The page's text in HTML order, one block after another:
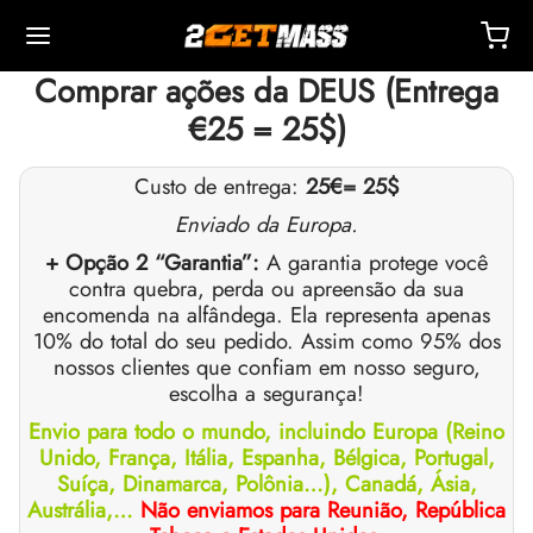
Comprar ações da DEUS (Entrega
€25 = 25$)
Custo de entrega: 25€= 25$
Enviado da Europa.
+ Opção 2 “Garantia”: A garantia protege você
contra quebra, perda ou apreensão da sua
encomenda na alfândega. Ela representa apenas
10% do total do seu pedido. Assim como 95% dos
nossos clientes que confiam em nosso seguro,
escolha a segurança!
Envio para todo o mundo, incluindo Europa (Reino
Unido, França, Itália, Espanha, Bélgica, Portugal,
Suíça, Dinamarca, Polônia…), Canadá, Ásia,
Austrália,… Não enviamos para Reunião, República
🇪🇺
Entrega E Varejo Por Armazém
🇪🇺
🇺🇸
Entrega E Varejo Por Armazém
🇺🇸
🌍
Entrega E Varejo Por Armazém
INT. 🌍
De Testosterona (DHB)
De Anadrol (oximetolona)
(Equipoise)
De Masteron (Drostanolona)
(Drostanolona) Enantato
De Masteron (Drostanolona)
De Trembolona
Trembolona
De Trembolona
Testosterona (Suspensão)
De Testosterona
De Testosterona
(oximetolona) Oral
(Oxandrolona)
/ T6
(Anastrozol)
(Clomifeno)
(Aromasin)
De Injeção
Sanguínea EPO
De Injeção
Para Injeção Intramuscular
Para Injeção Subcutânea
Bacteriostática
I
II
GRF 1-29
C
De Peso
(Sibutramina)
– Cardarine
Ligandol
Antienvelhecimento
De Resistência
De Força
De Suporte
– Perguntas Frequentes
De Pagamento
Um Desconto
Pelo Meu Pedido